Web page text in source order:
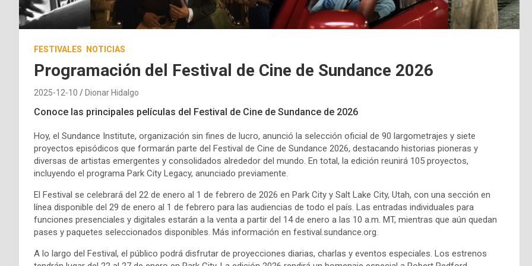
FESTIVALES NOTICIAS
Programación del Festival de Cine de Sundance 2026
2025-12-10 Dionar Hidalgo
Conoce las principales películas del Festival de Cine de Sundance de 2026
Hoy, el Sundance Institute, organización sin fines de lucro, anunció la selección oficial de 90 largometrajes y siete
proyectos episódicos que formarán parte del Festival de Cine de Sundance 2026, destacando historias pioneras y
diversas de artistas emergentes y consolidados alrededor del mundo. En total, la edición reunirá 105 proyectos,
incluyendo el programa Park City Legacy, anunciado previamente.
El Festival se celebrará del 22 de enero al 1 de febrero de 2026 en Park City y Salt Lake City, Utah, con una sección en
línea disponible del 29 de enero al 1 de febrero para las audiencias de todo el país. Las entradas individuales para
funciones presenciales y digitales estarán a la venta a partir del 14 de enero a las 10 a.m. MT, mientras que aún quedan
pases y paquetes seleccionados disponibles. Más información en festival.sundance.org.
A lo largo del Festival, el público podrá disfrutar de proyecciones diarias, charlas y eventos especiales. Los estrenos